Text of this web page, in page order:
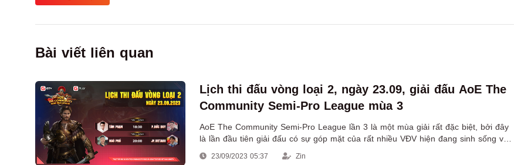
Bài viết liên quan
Lịch thi đấu vòng loại 2, ngày 23.09, giải đấu AoE The
Community Semi-Pro League mùa 3
AoE The Community Semi-Pro League lần 3 là một mùa giải rất đặc biệt, bởi đây
là lần đầu tiên giải đấu có sự góp mặt của rất nhiều VĐV hiện đang sinh sống và
làm việc tại nước ngoài, trong số đó có Nhật Bản.
23/09/2023 05:37 Zin